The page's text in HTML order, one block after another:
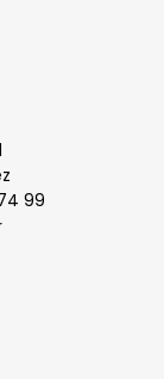
99